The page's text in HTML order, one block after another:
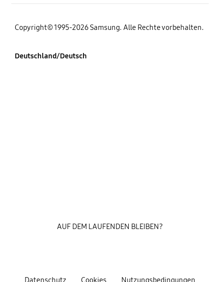
Copyright© 1995-2026 Samsung. Alle Rechte vorbehalten.
Deutschland/Deutsch
Datenschutz Cookies Nutzungsbedingungen
AUF DEM LAUFENDEN BLEIBEN?